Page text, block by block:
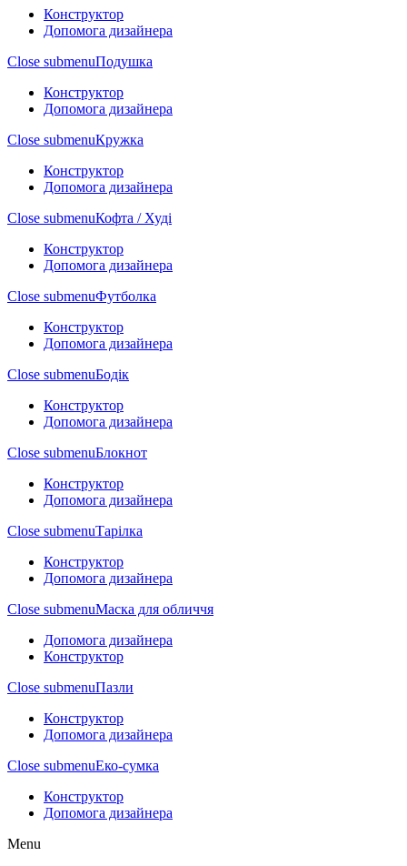
Конструктор
Допомога дизайнера
Close submenuПодушка
Конструктор
Допомога дизайнера
Close submenuКружка
Конструктор
Допомога дизайнера
Close submenuКофта / Худі
Конструктор
Допомога дизайнера
Close submenuФутболка
Конструктор
Допомога дизайнера
Close submenuБодік
Конструктор
Допомога дизайнера
Close submenuБлокнот
Конструктор
Допомога дизайнера
Close submenuТарілка
Конструктор
Допомога дизайнера
Close submenuМаска для обличчя
Допомога дизайнера
Конструктор
Close submenuПазли
Конструктор
Допомога дизайнера
Close submenuЕко-сумка
Конструктор
Допомога дизайнера
Menu